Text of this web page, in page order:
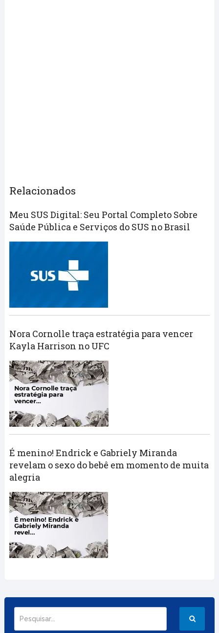
Relacionados
Meu SUS Digital: Seu Portal Completo Sobre
Saúde Pública e Serviços do SUS no Brasil
Nora Cornolle traça estratégia para vencer
Kayla Harrison no UFC
É menino! Endrick e Gabriely Miranda
revelam o sexo do bebê em momento de muita
alegria